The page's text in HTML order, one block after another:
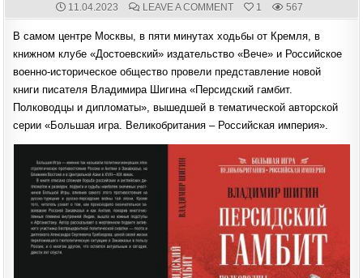
PUBLISHED
DATE:
11.04.2023 COMMENTS:
LEAVE A COMMENTON
ИЗДАТЕЛЬСТВО
И
РОССИЙСКОЕ
ВОЕННО-
ОБЩЕСТВО
ПРОВЕЛИ
ПРЕДСТАВЛЕНИЕ
НОВОЙ
КНИГИ
ПИСАТЕЛЯ
ШИГИНА
ГАМБИТ.
1 567
В самом центре Москвы, в пяти минутах ходьбы от Кремля, в
книжном клубе «Достоевский» издательство «Вече» и Российское
военно-историческое общество провели представление новой
книги писателя Владимира Шигина «Персидский гамбит.
Полководцы и дипломаты», вышедшей в тематической авторской
серии «Большая игра. Великобритания – Российская империя».